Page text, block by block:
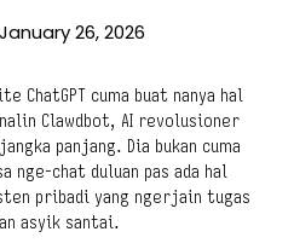
26, 2026
ChatGPT cuma buat nanya hal
Clawdbot, AI revolusioner
panjang. Dia bukan cuma
nge-chat duluan pas ada hal
pribadi yang ngerjain tugas
asyik santai.